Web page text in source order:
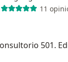
11